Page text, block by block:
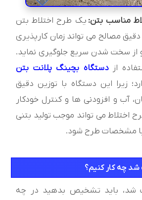
مناسب بتن: یک طرح اختلاط بتن
مصالح می تواند زمان کارپذیری
و از سخت شدن سریع جلوگیری نماید.
ازدستگاه بچینگ پلانت بتن
زیرا این دستگاه با توزین دقیق
آب و افزودنی‌ ها و کنترل خودکار
اختلاط می تواند موجب تولید بتنی
مشخصات طرح شود.
چه کار کنیم؟
شد، باید تشخیص بدهید در چه